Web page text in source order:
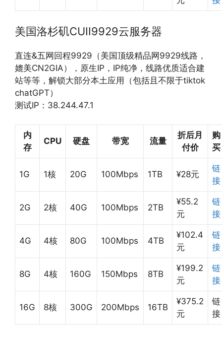
美国洛杉矶CUII9929云服务器
直连&五网回程9929（美国顶级精品网9929线路，
媲美CN2GIA），原生IP，IP纯净，线路优质适合建
站等等，解锁大部分本土应用（包括且不限于tiktok
chatGPT）
测试IP：38.244.47.1
内
存
CPU 硬盘 带宽 流量
折后月
付价
购
买
1G 1核 20G 100Mbps 1TB ¥28元
链
接
2G 2核 40G 100Mbps 2TB
¥55.2
元
链
接
4G 4核 80G 100Mbps 4TB
¥102.4
元
链
接
8G 4核 160G 150Mbps 8TB
¥199.2
元
链
接
16G 8核 300G 200Mbps 16TB
¥375.2
元
链
接